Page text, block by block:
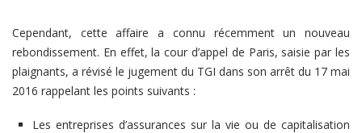
Cependant, cette affaire a connu récemment un nouveau
rebondissement. En effet, la cour d’appel de Paris, saisie par les
plaignants, a révisé le jugement du TGI dans son arrêt du 17 mai
2016 rappelant les points suivants :
Les entreprises d’assurances sur la vie ou de capitalisation